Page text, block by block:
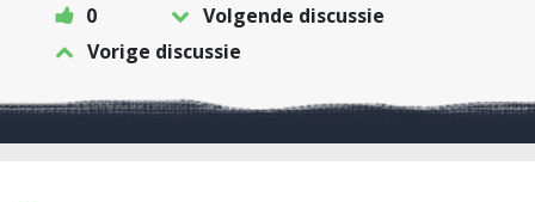
0
Volgende discussie
Vorige discussie